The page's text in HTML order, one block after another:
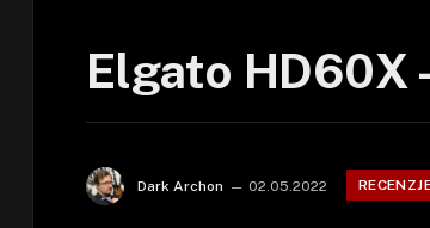
Elgato HD60X
Dark Archon 02.05.2022